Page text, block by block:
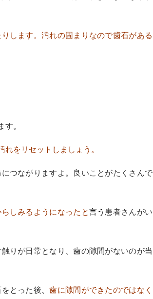
します。汚れの固まりなので歯石がある
。
れをリセットしましょう。
つながりますよ。良いことがたくさんで
しみるようになったと言う 患者さんがい
りが日常となり、歯の隙間がないのが当
とった後 、歯に隙間ができたのではなく